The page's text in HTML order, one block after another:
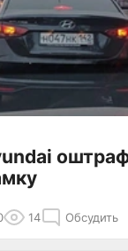
14 Обсудить